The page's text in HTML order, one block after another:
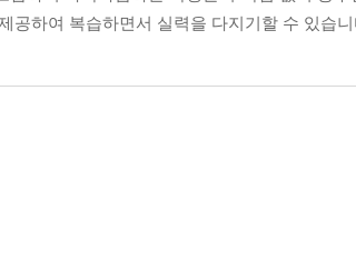
공하여 복습하면서 실력을 다지기할 수 있습니